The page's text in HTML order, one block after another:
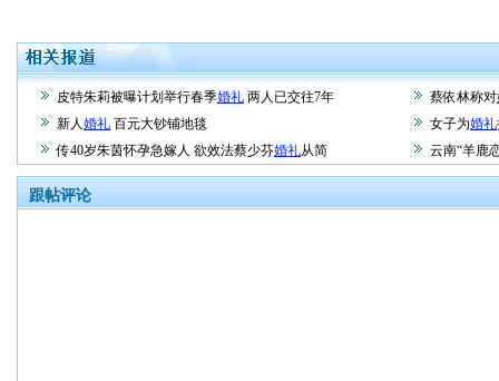
皮特朱莉被曝计划举行春季婚礼 两人已交往7年 蔡依林称对
新人婚礼 百元大钞铺地毯 女子为婚礼
传40岁朱茵怀孕急嫁人 欲效法蔡少芬婚礼从简 云南“羊鹿
跟帖评论